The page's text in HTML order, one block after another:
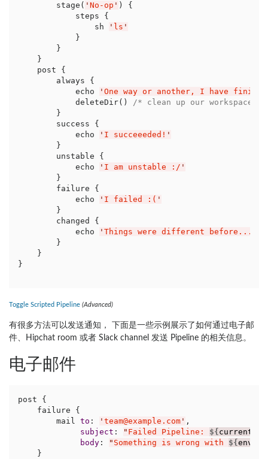
        stage(
' No-op ' ) {
            steps {
                sh
' ls '
            }
        }
    }
    post {
        always {
            echo
' One way or another, I have
            deleteDir()
/* clean up our workspace */
        }
        success {
            echo
' I succeeeded! '
        }
        unstable {
            echo
' I am unstable :/ '
        }
        failure {
            echo
' I failed :( '
        }
        changed {
            echo
' Things were different before...
        }
    }
}
Toggle Scripted Pipeline (Advanced)
有很多方法可以发送通知， 下面是一些示例展示了如何通过电子邮
件、Hipchat room 或者 Slack channel 发送 Pipeline 的相关信息。
电子邮件
post {
    failure {
        mail
to : ' team@example.com ' ,
subject : " Failed Pipeline: ${
body : " Something is wrong with ${
    }